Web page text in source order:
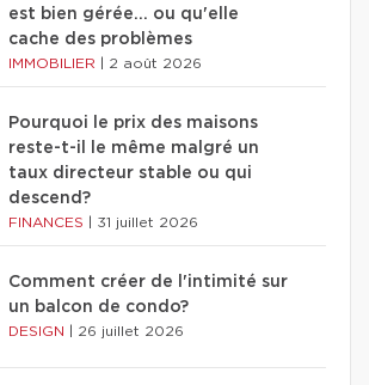
est bien gérée… ou qu'elle
cache des problèmes
IMMOBILIER 2 août 2026
Pourquoi le prix des maisons
reste-t-il le même malgré un
taux directeur stable ou qui
descend?
FINANCES 31 juillet 2026
Comment créer de l'intimité sur
un balcon de condo?
DESIGN 26 juillet 2026